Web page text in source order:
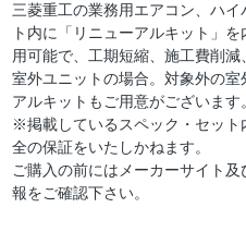
三菱重工の業務用エアコン、ハ
ト内に「リニューアルキット」
用可能で、工期短縮、施工費削
室外ユニットの場合。対象外の
アルキットもご用意がございます
※掲載しているスペック・セッ
全の保証をいたしかねます。
ご購入の前にはメーカーサイト
報をご確認下さい。